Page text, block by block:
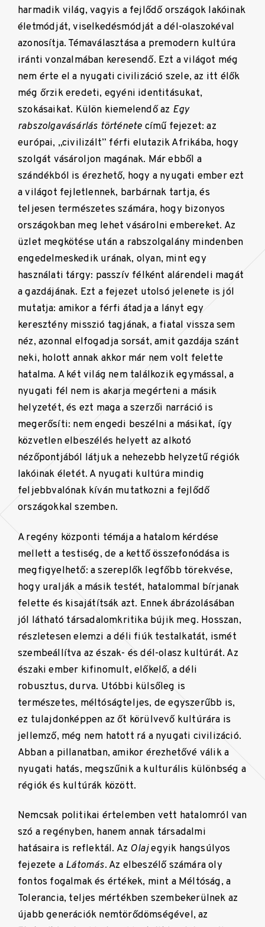
harmadik világ, vagyis a fejlődő országok lakóinak
életmódját, viselkedésmódját a dél-olaszokéval
azonosítja. Témaválasztása a premodern kultúra
iránti vonzalmában keresendő. Ezt a világot még
nem érte el a nyugati civilizáció szele, az itt élők
még őrzik eredeti, egyéni identitásukat,
szokásaikat. Külön kiemelendő az Egy
rabszolgavásárlás története című fejezet: az
európai, „civilizált” férfi elutazik Afrikába, hogy
szolgát vásároljon magának. Már ebből a
szándékból is érezhető, hogy a nyugati ember ezt
a világot fejletlennek, barbárnak tartja, és
teljesen természetes számára, hogy bizonyos
országokban meg lehet vásárolni embereket. Az
üzlet megkötése után a rabszolgalány mindenben
engedelmeskedik urának, olyan, mint egy
használati tárgy: passzív félként alárendeli magát
a gazdájának. Ezt a fejezet utolsó jelenete is jól
mutatja: amikor a férfi átadja a lányt egy
keresztény misszió tagjának, a fiatal vissza sem
néz, azonnal elfogadja sorsát, amit gazdája szánt
neki, holott annak akkor már nem volt felette
hatalma. A két világ nem találkozik egymással, a
nyugati fél nem is akarja megérteni a másik
helyzetét, és ezt maga a szerzői narráció is
megerősíti: nem engedi beszélni a másikat, így
közvetlen elbeszélés helyett az alkotó
nézőpontjából látjuk a nehezebb helyzetű régiók
lakóinak életét. A nyugati kultúra mindig
feljebbvalónak kíván mutatkozni a fejlődő
országokkal szemben.
A regény központi témája a hatalom kérdése
mellett a testiség, de a kettő összefonódása is
megfigyelhető: a szereplők legfőbb törekvése,
hogy uralják a másik testét, hatalommal bírjanak
felette és kisajátítsák azt. Ennek ábrázolásában
jól látható társadalomkritika bújik meg. Hosszan,
részletesen elemzi a déli fiúk testalkatát, ismét
szembeállítva az észak- és dél-olasz kultúrát. Az
északi ember kifinomult, előkelő, a déli
robusztus, durva. Utóbbi külsőleg is
természetes, méltóságteljes, de egyszerűbb is,
ez tulajdonképpen az őt körülvevő kultúrára is
jellemző, még nem hatott rá a nyugati civilizáció.
Abban a pillanatban, amikor érezhetővé válik a
nyugati hatás, megszűnik a kulturális különbség a
régiók és kultúrák között.
Nemcsak politikai értelemben vett hatalomról van
szó a regényben, hanem annak társadalmi
hatásaira is reflektál. Az Olajegyik hangsúlyos
fejezete a Látomás. Az elbeszélő számára oly
fontos fogalmak és értékek, mint a Méltóság, a
Tolerancia, teljes mértékben szembekerülnek az
újabb generációk nemtörődömségével, az